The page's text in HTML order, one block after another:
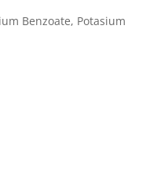
Benzoate, Potasium